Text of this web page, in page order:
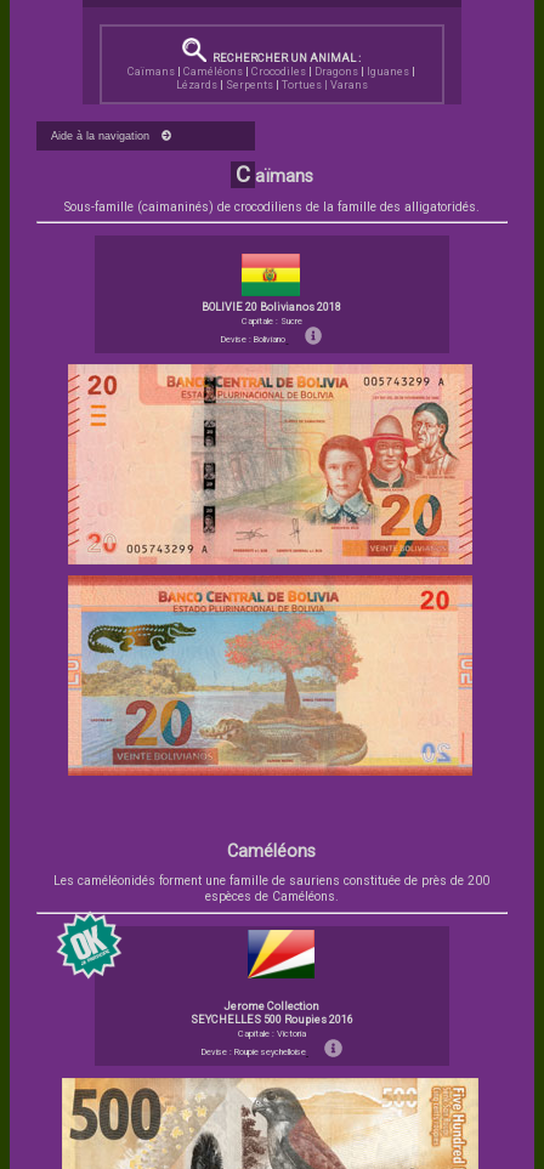
RECHERCHER UN ANIMAL :
Caïmans |Caméléons |Crocodiles | Dragons | Iguanes |
Lézards| Serpents| Tortues | Varans
Aide à la navigation
C aïmans
Sous-famille (caimaninés) de crocodiliens de la famille des alligatoridés.
BOLIVIE 20 Bolivianos 2018
Capitale : Sucre
Devise : Boliviano
Caméléons
Les caméléonidés forment une famille de sauriens constituée de près de 200
espèces de Caméléons.
Jerome Collection
SEYCHELLES 500 Roupies 2016
Capitale : Victoria
Devise : Roupie seychelloise